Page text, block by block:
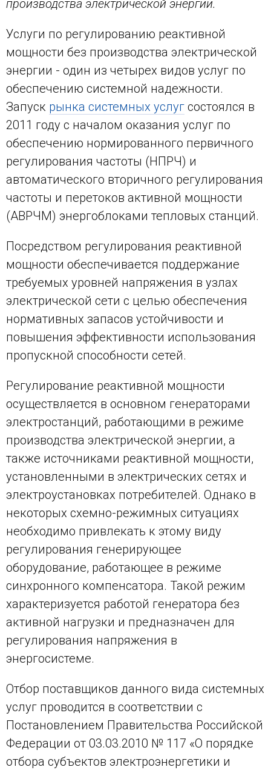
производства электрической энергии.
Услуги по регулированию реактивной
мощности без производства электрической
энергии - один из четырех видов услуг по
обеспечению системной надежности.
Запуск рынка системных услуг состоялся в
2011 году с началом оказания услуг по
обеспечению нормированного первичного
регулирования частоты (НПРЧ) и
автоматического вторичного регулирования
частоты и перетоков активной мощности
(АВРЧМ) энергоблоками тепловых станций.
Посредством регулирования реактивной
мощности обеспечивается поддержание
требуемых уровней напряжения в узлах
электрической сети с целью обеспечения
нормативных запасов устойчивости и
повышения эффективности использования
пропускной способности сетей.
Регулирование реактивной мощности
осуществляется в основном генераторами
электростанций, работающими в режиме
производства электрической энергии, а
также источниками реактивной мощности,
установленными в электрических сетях и
электроустановках потребителей. Однако в
некоторых схемно-режимных ситуациях
необходимо привлекать к этому виду
регулирования генерирующее
оборудование, работающее в режиме
синхронного компенсатора. Такой режим
характеризуется работой генератора без
активной нагрузки и предназначен для
регулирования напряжения в
энергосистеме.
Отбор поставщиков данного вида системных
услуг проводится в соответствии с
Постановлением Правительства Российской
Федерации от 03.03.2010 № 117 «О порядке
отбора субъектов электроэнергетики и